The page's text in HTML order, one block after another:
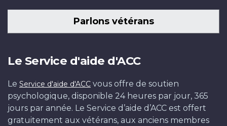
Parlons vétérans
Le Service d'aide d'ACC
Le Service d'aide d'ACC vous offre de soutien
psychologique, disponible 24 heures par jour, 365
jours par année. Le Service d’aide d’ACC est offert
gratuitement aux vétérans, aux anciens membres